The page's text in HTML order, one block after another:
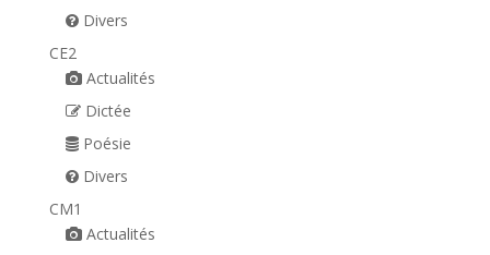
Divers
CE2
Actualités
Dictée
Poésie
Divers
CM1
Actualités